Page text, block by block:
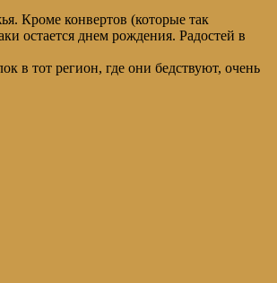
Кроме конвертов (которые так
остается днем рождения. Радостей в
в тот регион, где они бедствуют, очень